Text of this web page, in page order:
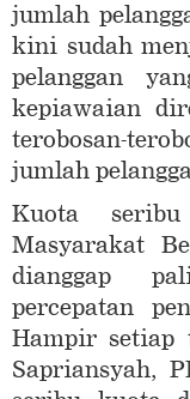
jumlah
kini sudah
pelanggan
kepiawaian
terobosan-
jumlah
Kuota
Masyarakat
dianggap
percepatan
Hampir setiap
Sapriansyah,